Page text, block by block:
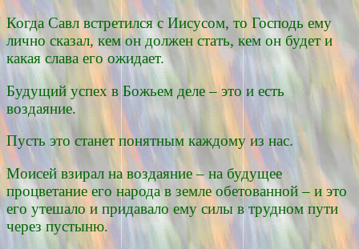
Когда Савл встретился с Иисусом, то Господь ему
лично сказал, кем он должен стать, кем он будет и
какая слава его ожидает.
Будущий успех в Божьем деле – это и есть
воздаяние.
Пусть это станет понятным каждому из нас.
Моисей взирал на воздаяние – на будущее
процветание его народа в земле обетованной – и это
его утешало и придавало ему силы в трудном пути
через пустыню.